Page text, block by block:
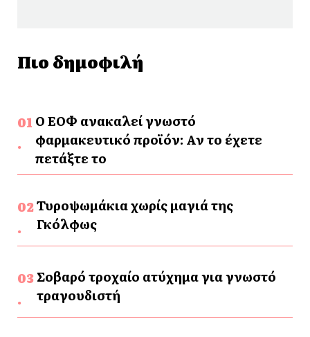
Πιο δημοφιλή
Ο ΕΟΦ ανακαλεί γνωστό
φαρμακευτικό προϊόν: Αν το έχετε
πετάξτε το
Τυροψωμάκια χωρίς μαγιά της
Γκόλφως
Σοβαρό τροχαίο ατύχημα για γνωστό
τραγουδιστή